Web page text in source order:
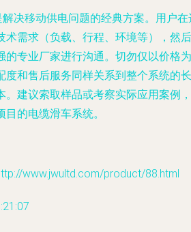
决移动供电问题的经典方案。用户在
术需求（负载、行程、环境等），然后
的专业厂家进行沟通。切勿仅以价格为
度和售后服务同样关系到整个系统的长
。建议索取样品或考察实际应用案例，
的电缆滑车系统。
www.jwultd.com/product/88.html